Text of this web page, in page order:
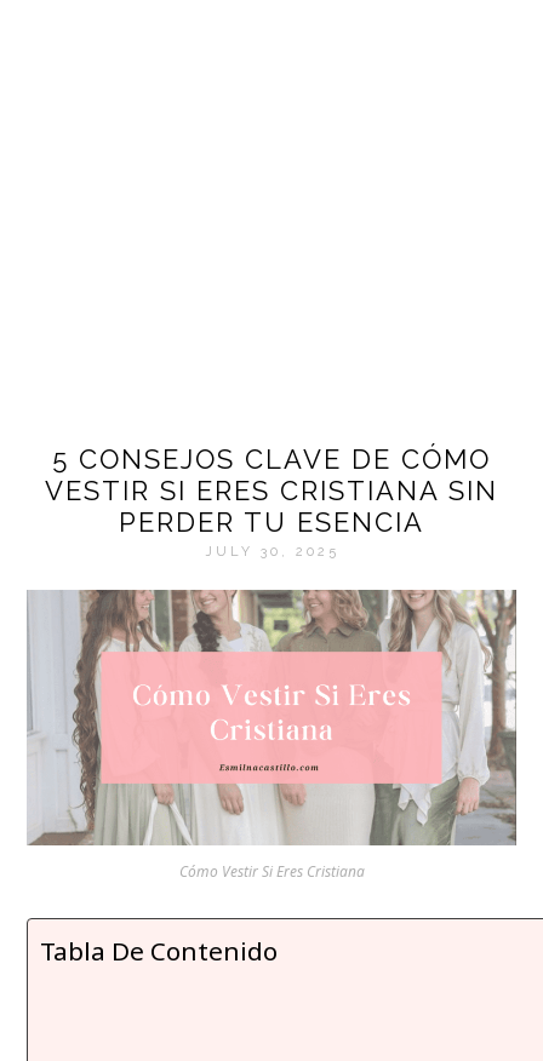
5 CONSEJOS CLAVE DE CÓMO
VESTIR SI ERES CRISTIANA SIN
PERDER TU ESENCIA
JULY 30, 2025
Cómo Vestir Si Eres Cristiana
Tabla De Contenido